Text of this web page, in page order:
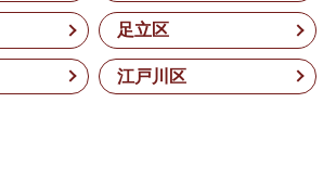
足立区
江戸川区